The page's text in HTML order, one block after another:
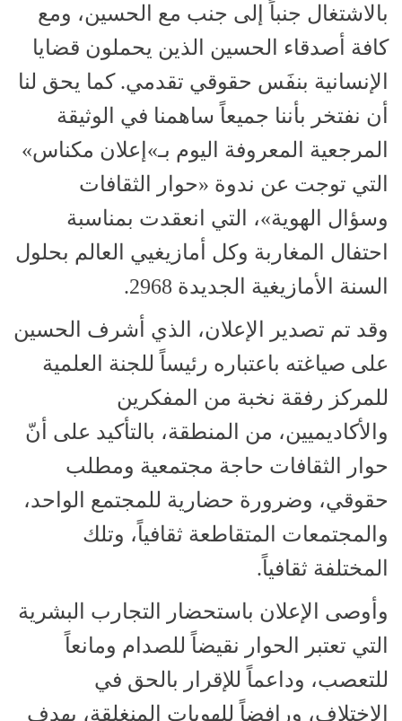
بالاشتغال جنباً إلى جنب مع الحسين، ومع
كافة أصدقاء الحسين الذين يحملون قضايا
الإنسانية بنفَس حقوقي تقدمي. كما يحق لنا
أن نفتخر بأننا جميعاً ساهمنا في الوثيقة
المرجعية المعروفة اليوم بـ»إعلان مكناس»
التي توجت عن ندوة «حوار الثقافات
وسؤال الهوية»، التي انعقدت بمناسبة
احتفال المغاربة وكل أمازيغيي العالم بحلول
السنة الأمازيغية الجديدة 2968.
وقد تم تصدير الإعلان، الذي أشرف الحسين
على صياغته باعتباره رئيساً للجنة العلمية
للمركز رفقة نخبة من المفكرين
والأكاديميين، من المنطقة، بالتأكيد على أنّ
حوار الثقافات حاجة مجتمعية ومطلب
حقوقي، وضرورة حضارية للمجتمع الواحد،
والمجتمعات المتقاطعة ثقافياً، وتلك
المختلفة ثقافياً.
وأوصى الإعلان باستحضار التجارب البشرية
التي تعتبر الحوار نقيضاً للصدام ومانعاً
للتعصب، وداعماً للإقرار بالحق في
الاختلاف، ورافضاً للهويات المنغلقة، بهدف